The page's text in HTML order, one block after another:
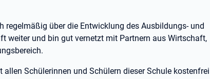
regelmäßig über die Entwicklung des Ausbildungs- und
weiter und bin gut vernetzt mit Partnern aus Wirtschaft,
Schülerinnen und Schülern dieser Schule kostenfrei